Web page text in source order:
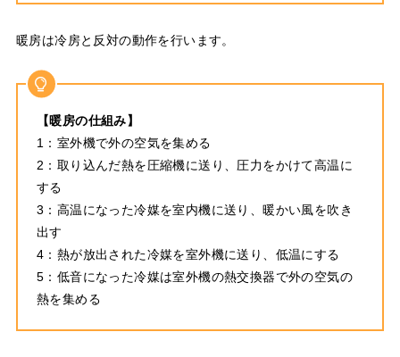
暖房は冷房と反対の動作を行います。
【暖房の仕組み】
1：室外機で外の空気を集める
2：取り込んだ熱を圧縮機に送り、圧力をかけて高温に
する
3：高温になった冷媒を室内機に送り、暖かい風を吹き
出す
4：熱が放出された冷媒を室外機に送り、低温にする
5：低音になった冷媒は室外機の熱交換器で外の空気の
熱を集める